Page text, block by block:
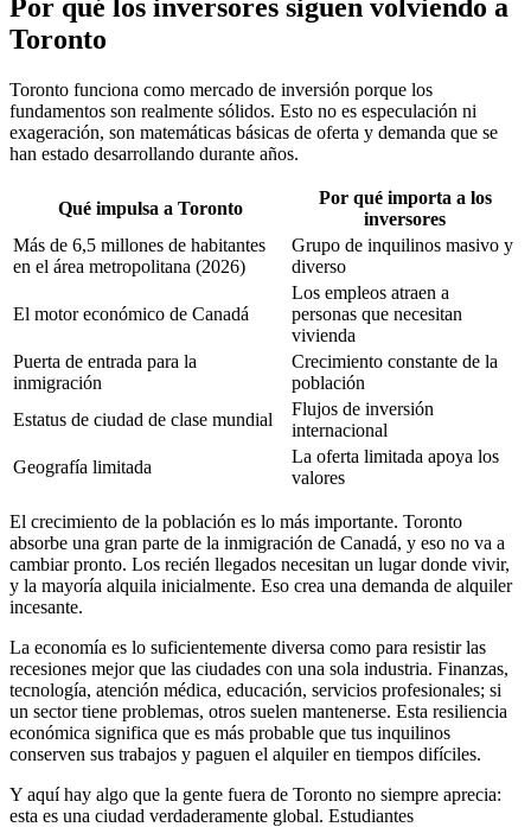
Por qué los inversores siguen volviendo a
Toronto
Toronto funciona como mercado de inversión porque los
fundamentos son realmente sólidos. Esto no es especulación ni
exageración, son matemáticas básicas de oferta y demanda que se
han estado desarrollando durante años.
Qué impulsa a Toronto
Por qué importa a los
inversores
Más de 6,5 millones de habitantes
en el área metropolitana (2026)
Grupo de inquilinos masivo y
diverso
El motor económico de Canadá
Los empleos atraen a
personas que necesitan
vivienda
Puerta de entrada para la
inmigración
Crecimiento constante de la
población
Estatus de ciudad de clase mundial
Flujos de inversión
internacional
Geografía limitada
La oferta limitada apoya los
valores
El crecimiento de la población es lo más importante. Toronto
absorbe una gran parte de la inmigración de Canadá, y eso no va a
cambiar pronto. Los recién llegados necesitan un lugar donde vivir,
y la mayoría alquila inicialmente. Eso crea una demanda de alquiler
incesante.
La economía es lo suficientemente diversa como para resistir las
recesiones mejor que las ciudades con una sola industria. Finanzas,
tecnología, atención médica, educación, servicios profesionales; si
un sector tiene problemas, otros suelen mantenerse. Esta resiliencia
económica significa que es más probable que tus inquilinos
conserven sus trabajos y paguen el alquiler en tiempos difíciles.
Y aquí hay algo que la gente fuera de Toronto no siempre aprecia:
esta es una ciudad verdaderamente global. Estudiantes